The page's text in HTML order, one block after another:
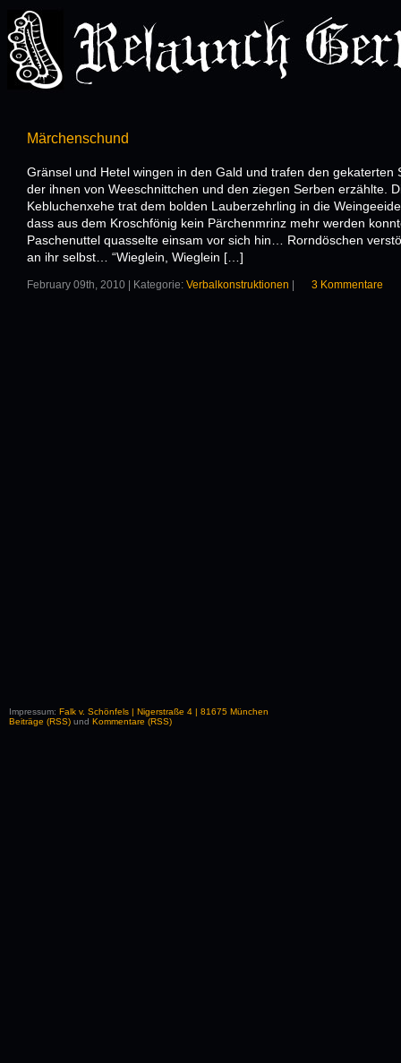
Märchenschund
Gränsel und Hetel wingen in den Gald und trafen den gekaterten
der ihnen von Weeschnittchen und den ziegen Serben erzählte.
Kebluchenxehe trat dem bolden Lauberzehrling in die
dass aus dem Kroschfönig kein Pärchenmrinz mehr werden
Paschenuttel quasselte einsam vor sich hin… Rorndöschen
an ihr selbst… “Wieglein, Wieglein […]
February 09th, 2010 | Kategorie: Verbalkonstruktionen 3 Kommentare
Impressum: Falk v. Schönfels | Nigerstraße 4 | 81675 München
Beiträge (RSS) und Kommentare (RSS)